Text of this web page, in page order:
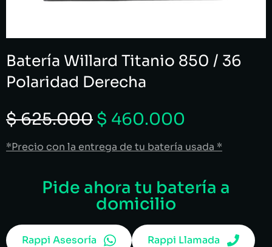
Batería Willard Titanio 850 / 36
Polaridad Derecha
$625.000 $ 460.000
*Precio con la entrega de tu batería usada *
Pide ahora tu batería a
domicilio
Rappi Asesoría Rappi Llamada